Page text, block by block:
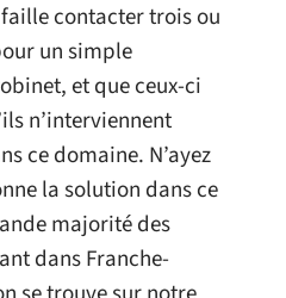
contacter trois ou
un simple
et que ceux-ci
n’interviennent
ce domaine. N’ayez
la solution dans ce
majorité des
dans Franche-